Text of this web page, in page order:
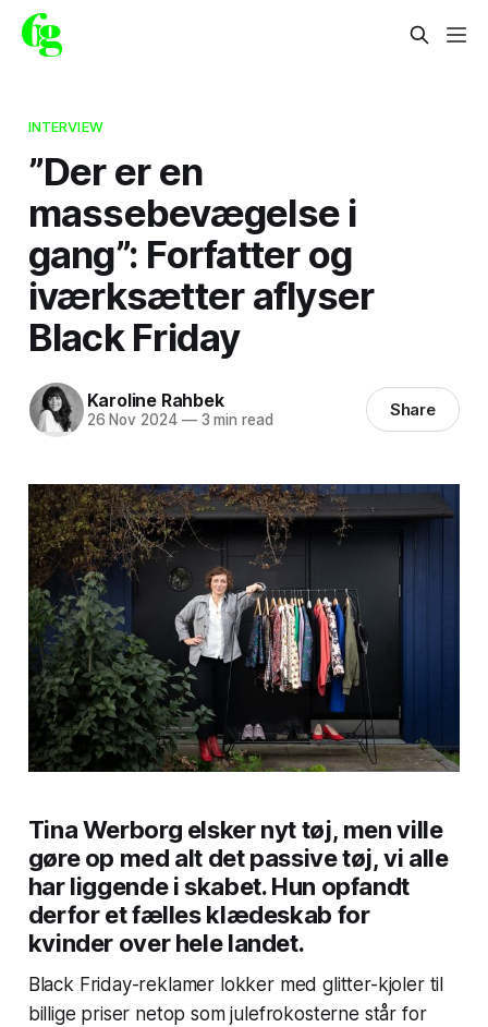
INTERVIEW
”Der er en
massebevægelse i
gang”: Forfatter og
iværksætter aflyser
Black Friday
Karoline Rahbek
26 Nov 2024 —3 min read Share
Tina Werborg elsker nyt tøj, men ville
gøre op med alt det passive tøj, vi alle
har liggende i skabet. Hun opfandt
derfor et fælles klædeskab for
kvinder over hele landet.
Black Friday-reklamer lokker med glitter-kjoler til
billige priser netop som julefrokosterne står for